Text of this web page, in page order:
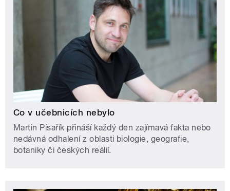
Co v učebnicích nebylo
Martin Písařík přináší každý den zajímavá fakta nebo
nedávná odhalení z oblasti biologie, geografie,
botaniky či českých reálií.